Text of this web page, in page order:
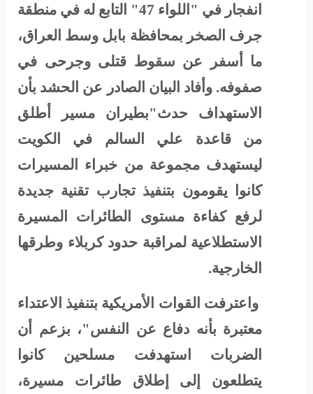
انفجار في "اللواء 47" التابع له في منطقة
جرف الصخر بمحافظة بابل وسط العراق،
ما أسفر عن سقوط قتلى وجرحى في
صفوفه. وأفاد البيان الصادر عن الحشد بأن
الاستهداف حدث"بطيران مسير أطلق
من قاعدة علي السالم في الكويت
ليستهدف مجموعة من خبراء المسيرات
كانوا يقومون بتنفيذ تجارب تقنية جديدة
لرفع كفاءة مستوى الطائرات المسيرة
الاستطلاعية لمراقبة حدود كربلاء وطرقها
الخارجية.
واعترفت القوات الأمريكية بتنفيذ الاعتداء
معتبرة بأنه دفاع عن النفس"، بزعم أن
الضربات استهدفت مسلحين كانوا
يتطلعون إلى إطلاق طائرات مسيرة،